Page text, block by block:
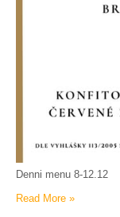
Denni menu 8-12.12
Read More »